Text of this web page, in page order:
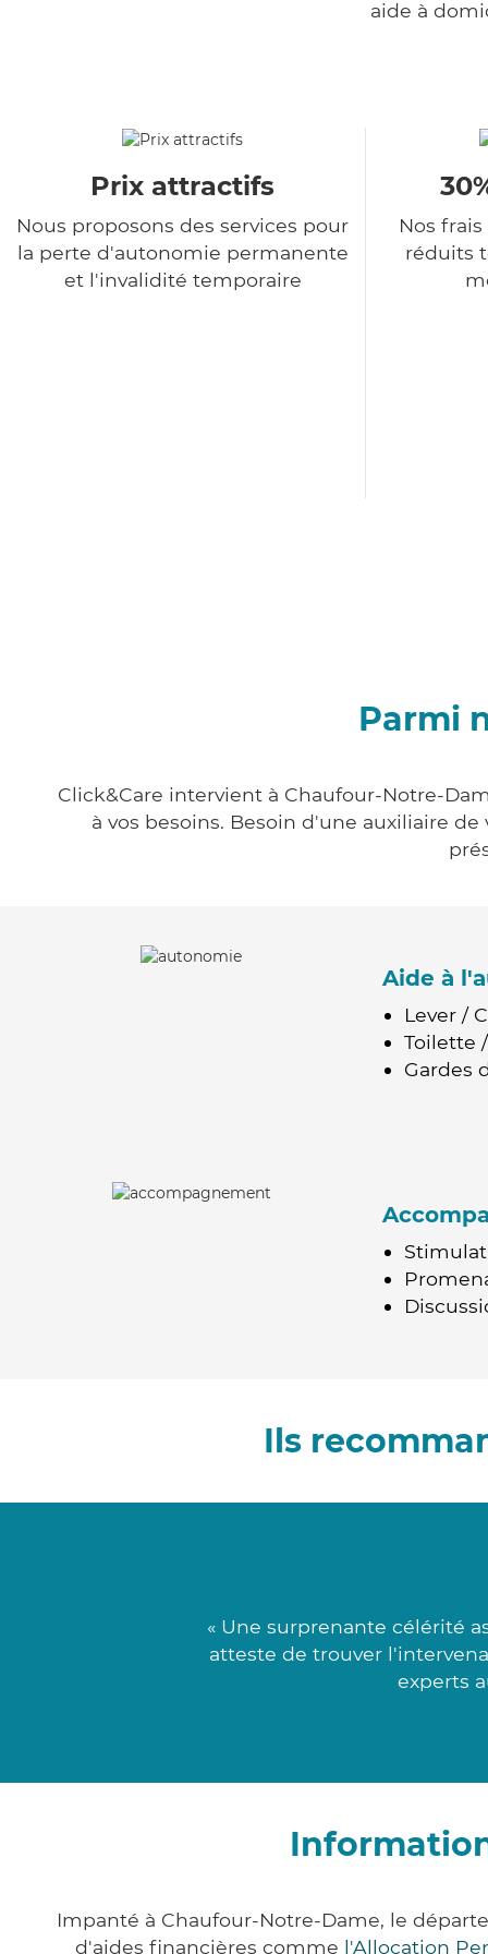
aide à
Prix attractifs
Nous proposons des services pour
la perte d'autonomie permanente
et l'invalidité temporaire
Nos
réduits
Parmi
Click&Care intervient à Chaufour-Notre-
à vos besoins. Besoin d'une auxiliaire
Aide à
Lever /
Toilette
Gardes
Ils
« Une surprenante célérité
atteste de trouver
experts
Impanté à Chaufour-Notre-Dame, le
d'aides financières comme l'Allocation